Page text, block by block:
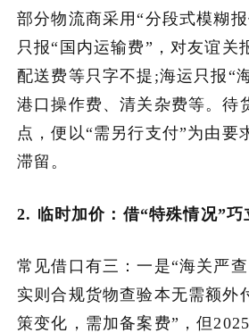
部分物流商采用“分段式模糊
只报“国内运输费”，对友谊关
配送费等只字不提;海运只报“
港口操作费、清关杂费等。待
点，便以“需另行支付”为由要
滞留。
2. 临时加价：借“特殊情况”巧
常见借口有三：一是“海关严查
实则合规货物查验本无需额外
策变化，需加备案费”，但